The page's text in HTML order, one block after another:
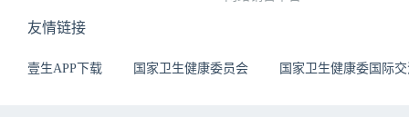
友情链接
壹生APP下载 国家卫生健康委员会 国家卫生健康委国际